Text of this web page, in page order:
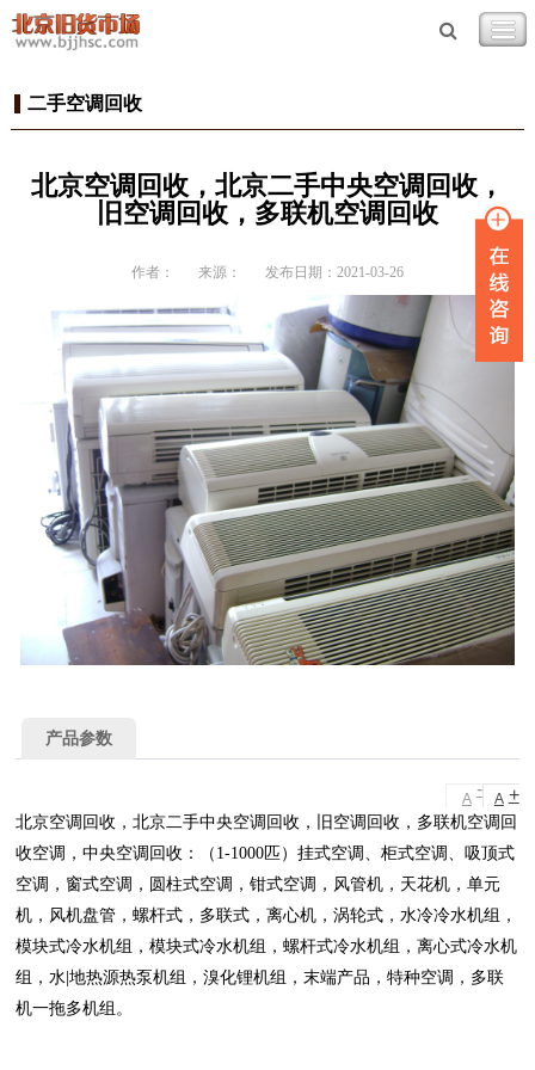
二手空调回收
北京空调回收，北京二手中央空调回收，
旧空调回收，多联机空调回收
作者： 来源： 发布日期：2021-03-26
产品参数
A - A +
北京空调回收，北京二手中央空调回收，旧空调回收，多联机空调回
收空调，中央空调回收：（1-1000匹）挂式空调、柜式空调、吸顶式
空调，窗式空调，圆柱式空调，钳式空调，风管机，天花机，单元
机，风机盘管，螺杆式，多联式，离心机，涡轮式，水冷冷水机组，
模块式冷水机组，模块式冷水机组，螺杆式冷水机组，离心式冷水机
组，水|地热源热泵机组，溴化锂机组，末端产品，特种空调，多联
机一拖多机组。